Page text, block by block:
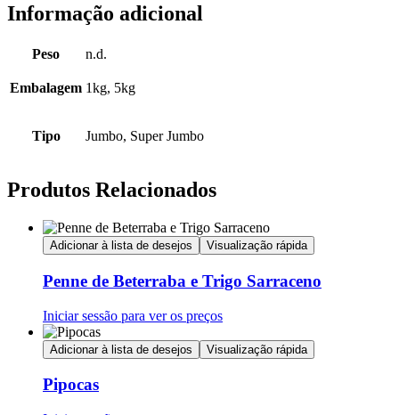
Informação adicional
Peso n.d.
Embalagem 1kg, 5kg
Tipo Jumbo, Super Jumbo
Produtos Relacionados
Adicionar à lista de desejos Visualização rápida
Penne de Beterraba e Trigo Sarraceno
Iniciar sessão para ver os preços
Adicionar à lista de desejos Visualização rápida
Pipocas